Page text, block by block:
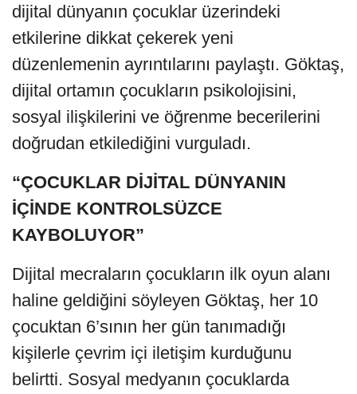
dijital dünyanın çocuklar üzerindeki
etkilerine dikkat çekerek yeni
düzenlemenin ayrıntılarını paylaştı. Göktaş,
dijital ortamın çocukların psikolojisini,
sosyal ilişkilerini ve öğrenme becerilerini
doğrudan etkilediğini vurguladı.
“ÇOCUKLAR DİJİTAL DÜNYANIN
İÇİNDE KONTROLSÜZCE
KAYBOLUYOR”
Dijital mecraların çocukların ilk oyun alanı
haline geldiğini söyleyen Göktaş, her 10
çocuktan 6’sının her gün tanımadığı
kişilerle çevrim içi iletişim kurduğunu
belirtti. Sosyal medyanın çocuklarda